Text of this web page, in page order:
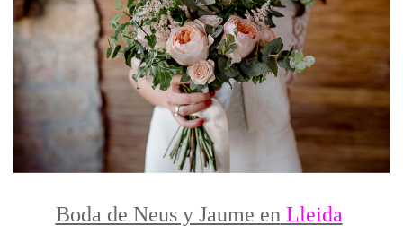
Boda de Neus y Jaume en Lleida